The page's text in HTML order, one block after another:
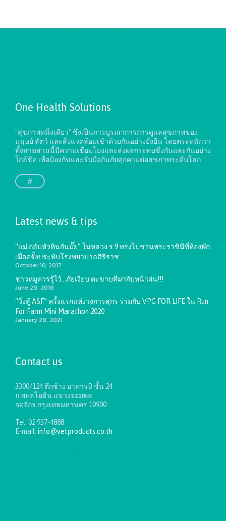
One Health Solutions
"สุขภาพหนึ่งเดียว" ซึ่งเป็นการบูรณาการการดูแลสุขภาพของ
มนุษย์ สัตว์ และสิ่งแวดล้อมเข้าด้วยกันอย่างยั่งยืนโดยตระหนักว่า
ทั้งสามส่วนนี้มีความเชื่อมโยงและส่งผลกระทบซึ่งกันและกันอย่าง
ใกล้ชิด เพื่อป้องกันและรับมือกับภัยคุกคามต่อสุขภาพระดับโลก
#
Latest news & tips
“แม่ กลับหัวหินกันมั๊ย” ในหลวง ร.9 ทรงไปชวนพระราชินีที่ห้องพัก
เมื่อครั้งประทับโรงพยาบาลศิริราช
October 10, 2017
ชาวหมูควรรู้ไว้…ภัยเงียบ ตะขาบที่มากับหน้าฝน!!!
June 28, 2018
“วิ่งสู้ ASF” ครั้งแรกแห่งวงการสุกร ร่วมกับ VPG FOR LIFE ใน Run
For Farm Mini Marathon 2020
January 28, 2021
Contact us
3300/124 ตึกช้าง อาคารB ชั้น 24
ถ.พหลโยธิน แขวงจอมพล
จตุจักร กรุงเทพมหานคร 10900
Tel: 02 937-4888
E-mail: info@vetproducts.co.th